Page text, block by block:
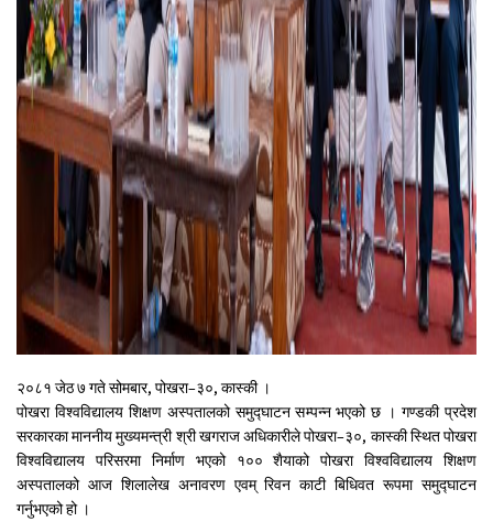
२०८१ जेठ ७ गते सोमबार, पोखरा–३०, कास्की ।
पोखरा विश्वविद्यालय शिक्षण अस्पतालको समुद्घाटन सम्पन्न भएको छ । गण्डकी प्रदेश
सरकारका माननीय मुख्यमन्त्री श्री खगराज अधिकारीले पोखरा–३०, कास्की स्थित पोखरा
विश्वविद्यालय परिसरमा निर्माण भएको १०० शैयाको पोखरा विश्वविद्यालय शिक्षण
अस्पतालको आज शिलालेख अनावरण एवम् रिवन काटी बिधिवत रूपमा समुद्घाटन
गर्नुभएको हो ।